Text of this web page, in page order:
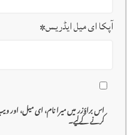
آپکا ای میل ایڈریس*
اس براؤزر میں میرا نام، ای میل، اور
کرنے کےلیے۔